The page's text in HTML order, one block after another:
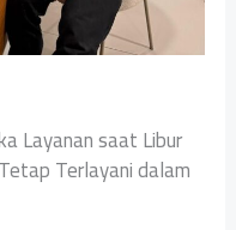
Layanan saat Libur
Terlayani dalam